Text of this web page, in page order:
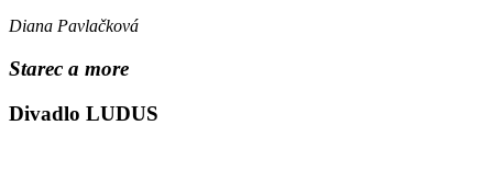
Diana Pavlačková
Starec a more
Divadlo LUDUS